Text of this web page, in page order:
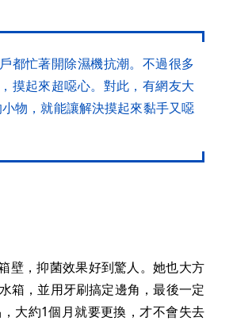
都忙著開除濕機抗潮。不過很多
摸起來超噁心。對此，有網友大
物，就能讓解決摸起來黏手又噁
壁，抑菌效果好到驚人。她也大方
箱，並用牙刷搞定邊角，最後一定
大約1個月就要更換，才不會失去